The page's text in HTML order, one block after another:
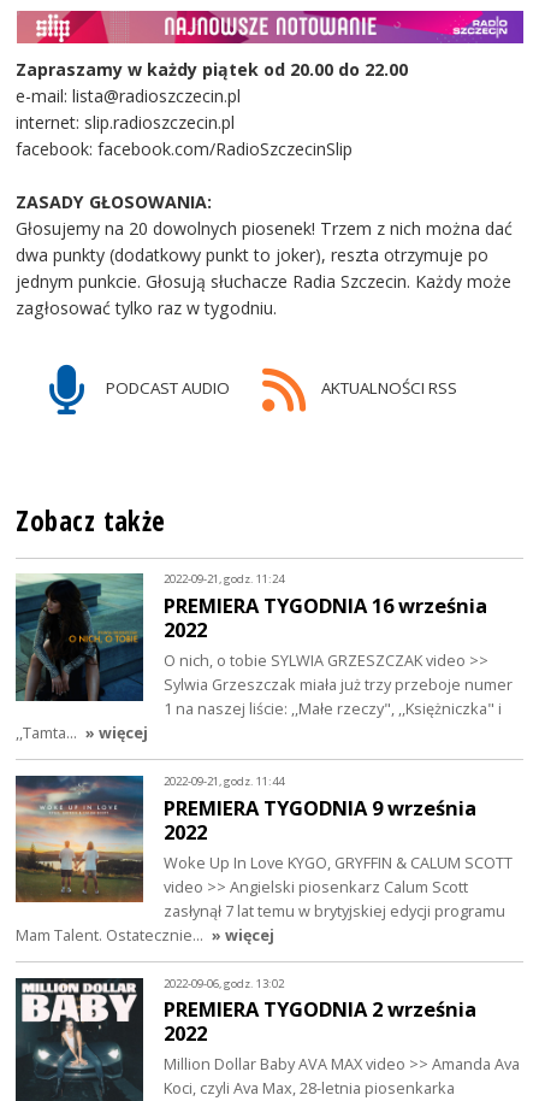
Zapraszamy w każdy piątek od 20.00 do 22.00
e-mail: lista@radioszczecin.pl
internet: slip.radioszczecin.pl
facebook: facebook.com/RadioSzczecinSlip
ZASADY GŁOSOWANIA:
Głosujemy na 20 dowolnych piosenek! Trzem z nich można dać
dwa punkty (dodatkowy punkt to joker), reszta otrzymuje po
jednym punkcie. Głosują słuchacze Radia Szczecin. Każdy może
zagłosować tylko raz w tygodniu.
PODCAST AUDIO AKTUALNOŚCI RSS
Zobacz także
2022-09-21, godz. 11:24
PREMIERA TYGODNIA 16 września
2022
O nich, o tobie SYLWIA GRZESZCZAK video >>
Sylwia Grzeszczak miała już trzy przeboje numer
1 na naszej liście: ,,Małe rzeczy", ,,Księżniczka" i
,,Tamta… » więcej
2022-09-21, godz. 11:44
PREMIERA TYGODNIA 9 września
2022
Woke Up In Love KYGO, GRYFFIN & CALUM SCOTT
video >> Angielski piosenkarz Calum Scott
zasłynął 7 lat temu w brytyjskiej edycji programu
Mam Talent. Ostatecznie… » więcej
2022-09-06, godz. 13:02
PREMIERA TYGODNIA 2 września
2022
Million Dollar Baby AVA MAX video >> Amanda Ava
Koci, czyli Ava Max, 28-letnia piosenkarka